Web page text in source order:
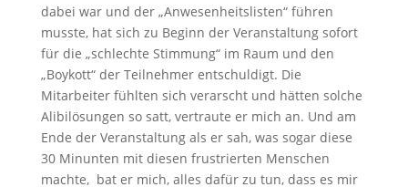
dabei war und der „Anwesenheitslisten“ führen
musste, hat sich zu Beginn der Veranstaltung sofort
für die „schlechte Stimmung“ im Raum und den
„Boykott“ der Teilnehmer entschuldigt. Die
Mitarbeiter fühlten sich verarscht und hätten solche
Alibilösungen so satt, vertraute er mich an. Und am
Ende der Veranstaltung als er sah, was sogar diese
30 Minunten mit diesen frustrierten Menschen
machte, bat er mich, alles dafür zu tun, dass es mir